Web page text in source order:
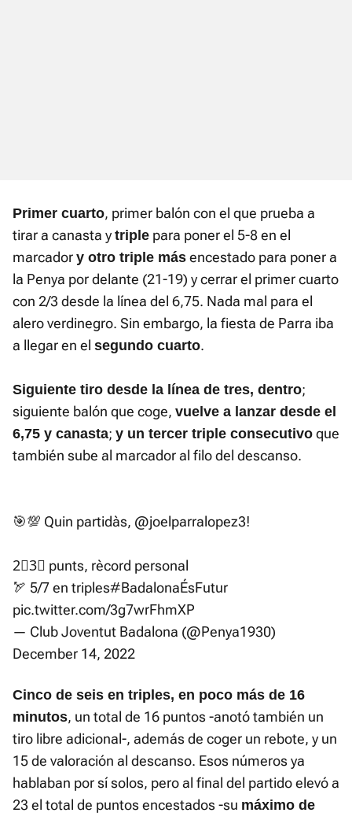
Primer cuarto, primer balón con el que prueba a
tirar a canasta y triple para poner el 5-8 en el
marcador y otro triple más encestado para poner a
la Penya por delante (21-19) y cerrar el primer cuarto
con 2/3 desde la línea del 6,75. Nada mal para el
alero verdinegro. Sin embargo, la fiesta de Parra iba
a llegar en el segundo cuarto.
Siguiente tiro desde la línea de tres, dentro;
siguiente balón que coge, vuelve a lanzar desde el
6,75 y canasta; y un tercer triple consecutivo que
también sube al marcador al filo del descanso.
🎯💯 Quin partidàs, @joelparralopez3!
2⃣3⃣ punts, rècord personal
🏹 5/7 en triples#BadalonaÉsFutur
pic.twitter.com/3g7wrFhmXP
— Club Joventut Badalona (@Penya1930)
December 14, 2022
Cinco de seis en triples, en poco más de 16
minutos, un total de 16 puntos -anotó también un
tiro libre adicional-, además de coger un rebote, y un
15 de valoración al descanso. Esos números ya
hablaban por sí solos, pero al final del partido elevó a
23 el total de puntos encestados -su máximo de